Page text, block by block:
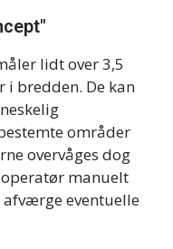
lidt over 3,5
i bredden. De kan
områder
overvåges dog
manuelt
eventuelle